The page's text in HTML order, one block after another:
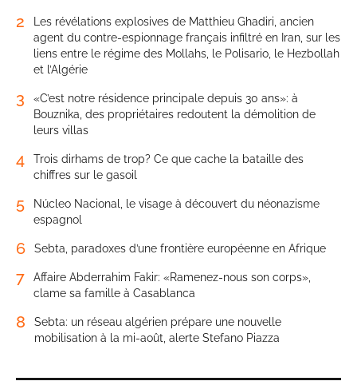
2
Les révélations explosives de Matthieu Ghadiri, ancien
agent du contre-espionnage français infiltré en Iran, sur les
liens entre le régime des Mollahs, le Polisario, le Hezbollah
et l’Algérie
3
«C’est notre résidence principale depuis 30 ans»: à
Bouznika, des propriétaires redoutent la démolition de
leurs villas
4
Trois dirhams de trop? Ce que cache la bataille des
chiffres sur le gasoil
5
Núcleo Nacional, le visage à découvert du néonazisme
espagnol
6 Sebta, paradoxes d’une frontière européenne en Afrique
7
Affaire Abderrahim Fakir: «Ramenez-nous son corps»,
clame sa famille à Casablanca
8
Sebta: un réseau algérien prépare une nouvelle
mobilisation à la mi-août, alerte Stefano Piazza